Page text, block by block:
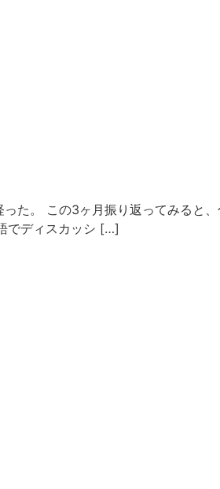
た。 この3ヶ月振り返ってみると
でディスカッシ […]